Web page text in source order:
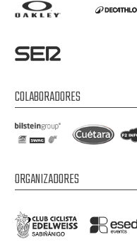
COLABORADORES
ORGANIZADORES